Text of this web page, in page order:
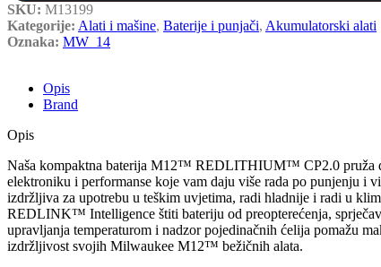
SKU: M13199
Kategorije: Alati i mašine, Baterije i punjači, Akumulatorski alati
Oznaka: MW_14
Opis
Brand
Opis
Naša kompaktna baterija M12™ REDLITHIUM™ CP2.0 pruža
elektroniku i performanse koje vam daju više rada po punjenju i
izdržljiva za upotrebu u teškim uvjetima, radi hladnije i radi u
REDLINK™ Intelligence štiti bateriju od preopterećenja,
upravljanja temperaturom i nadzor pojedinačnih ćelija pomažu
izdržljivost svojih Milwaukee M12™ bežičnih alata.